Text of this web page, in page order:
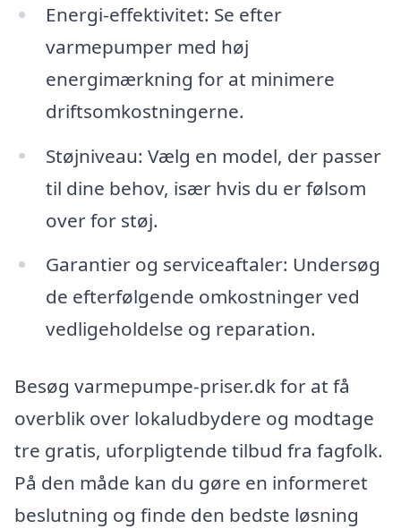
Energi-effektivitet: Se efter
varmepumper med høj
energimærkning for at minimere
driftsomkostningerne.
Støjniveau: Vælg en model, der passer
til dine behov, især hvis du er følsom
over for støj.
Garantier og serviceaftaler: Undersøg
de efterfølgende omkostninger ved
vedligeholdelse og reparation.
Besøg varmepumpe-priser.dk for at få
overblik over lokaludbydere og modtage
tre gratis, uforpligtende tilbud fra fagfolk.
På den måde kan du gøre en informeret
beslutning og finde den bedste løsning